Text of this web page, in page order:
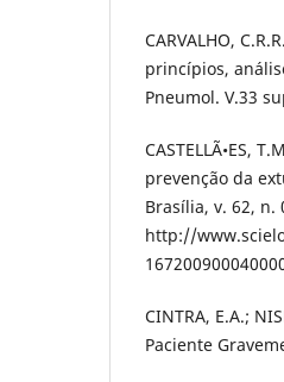
CARVALHO,
princípios,
Pneumol. V.33
CASTELLÃ•ES,
prevenção da
Brasília, v. 62, n.
http://
CINTRA, E.A.;
Paciente